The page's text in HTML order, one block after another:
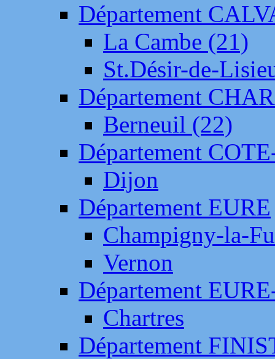
Département
La Cambe (21)
St.Désir-de-
Département
Berneuil (22)
Département
Dijon
Département EURE
Champigny-la-
Vernon
Département
Chartres
Département